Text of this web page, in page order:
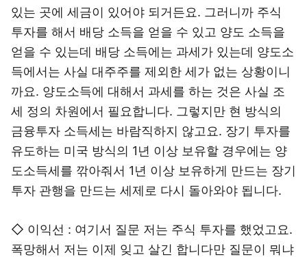
있는 곳에 세금이 있어야 되거든요. 그러니까 주식
투자를 해서 배당 소득을 얻을 수 있고 양도 소득을
얻을 수 있는데 배당 소득에는 과세가 있는데 양도소
득에서는 사실 대주주를 제외한 세가 없는 상황이니
까요. 양도소득에 대해서 과세를 하는 것은 사실 조
세 정의 차원에서 필요합니다. 그렇지만 현 방식의
금융투자 소득세는 바람직하지 않고요. 장기 투자를
유도하는 미국 방식의 1년 이상 보유할 경우에는 양
도소득세를 깎아줘서 1년 이상 보유하게 만드는 장기
투자 관행을 만드는 세제로 다시 돌아와야 됩니다.
◇ 이익선 : 여기서 질문 저는 주식 투자를 했었고요.
폭망해서 저는 이제 잊고 살긴 합니다만 질문이 뭐냐